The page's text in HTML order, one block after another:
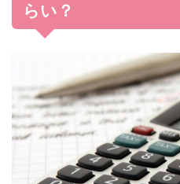
らい？